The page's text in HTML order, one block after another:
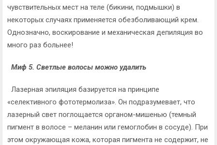
чувствительных мест на теле (бикини, подмышки) в
некоторых случаях применяется обезболивающий крем.
Однозначно, воскирование и механическая депиляция во
много раз больнее!
Миф 5. Светлые волосы можно удалить
Лазерная эпиляция базируется на принципе
«селективного фототермолиза». Он подразумевает, что
лазерный свет поглощается органом-мишенью (темный
пигмент в волосе – меланин или гемоглобин в сосуде). При
этом окружающая кожа, которая пигмента не содержит, не